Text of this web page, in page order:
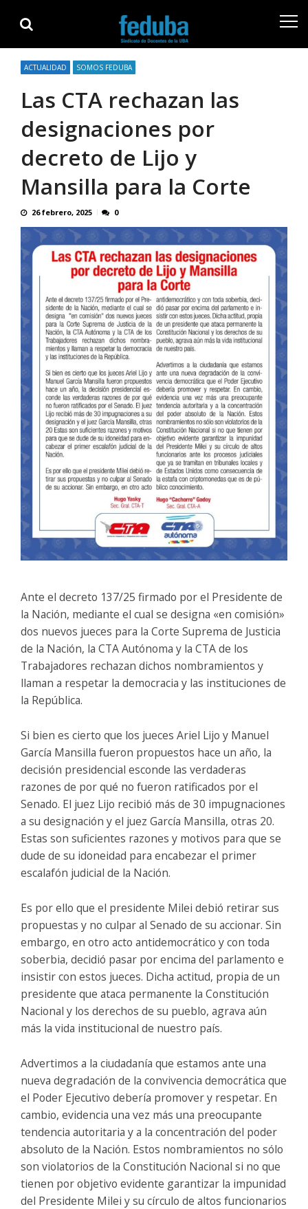
navigation
content
ACTUALIDAD SOMOS FEDUBA
Las CTA rechazan las
designaciones por
decreto de Lijo y
Mansilla para la Corte
26 febrero, 2025 0
Ante el decreto 137/25 firmado por el Presidente de
la Nación, mediante el cual se designa «en comisión»
dos nuevos jueces para la Corte Suprema de Justicia
de la Nación, la CTA Autónoma y la CTA de los
Trabajadores rechazan dichos nombramientos y
llaman a respetar la democracia y las instituciones de
la República.
Si bien es cierto que los jueces Ariel Lijo y Manuel
García Mansilla fueron propuestos hace un año, la
decisión presidencial esconde las verdaderas
razones de por qué no fueron ratificados por el
Senado. El juez Lijo recibió más de 30 impugnaciones
a su designación y el juez García Mansilla, otras 20.
Estas son suficientes razones y motivos para que se
dude de su idoneidad para encabezar el primer
escalafón judicial de la Nación.
Es por ello que el presidente Milei debió retirar sus
propuestas y no culpar al Senado de su accionar. Sin
embargo, en otro acto antidemocrático y con toda
soberbia, decidió pasar por encima del parlamento e
insistir con estos jueces. Dicha actitud, propia de un
presidente que ataca permanente la Constitución
Nacional y los derechos de su pueblo, agrava aún
más la vida institucional de nuestro país.
Advertimos a la ciudadanía que estamos ante una
nueva degradación de la convivencia democrática que
el Poder Ejecutivo debería promover y respetar. En
cambio, evidencia una vez más una preocupante
tendencia autoritaria y a la concentración del poder
absoluto de la Nación. Estos nombramientos no sólo
son violatorios de la Constitución Nacional si no que
tienen por objetivo evidente garantizar la impunidad
del Presidente Milei y su círculo de altos funcionarios